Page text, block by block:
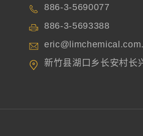
886-3-5690077
886-3-5693388
新竹县湖口乡长安村长